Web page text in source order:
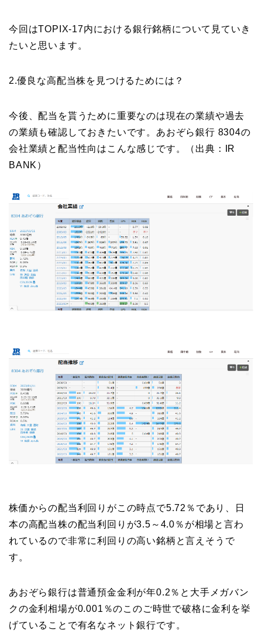
今回はTOPIX-17内における銀行銘柄について見ていき
たいと思います。
2.優良な高配当株を見つけるためには？
今後、配当を貰うために重要なのは現在の業績や過去
の業績も確認しておきたいです。あおぞら銀行 8304の
会社業績と配当性向はこんな感じです。（出典：IR
BANK）
株価からの配当利回りがこの時点で5.72％であり、日
本の高配当株の配当利回りが3.5～4.0％が相場と言わ
れているので非常に利回りの高い銘柄と言えそうで
す。
あおぞら銀行は普通預金金利が年0.2％と大手メガバン
クの金利相場が0.001％のこのご時世で破格に金利を挙
げていることで有名なネット銀行です。